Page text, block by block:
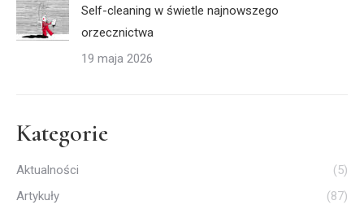
Self-cleaning w świetle najnowszego
orzecznictwa
19 maja 2026
Kategorie
Aktualności
(5)
Artykuły
(87)